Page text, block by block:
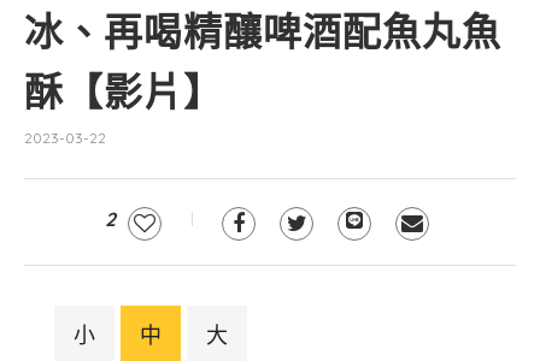
冰、再喝精釀啤酒配魚丸魚
酥【影片】
2023-03-22
2
小 中 大